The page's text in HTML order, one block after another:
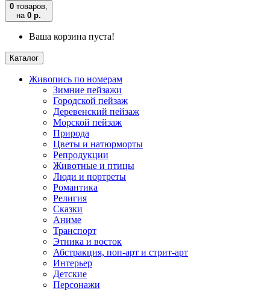
0 товаров,
на 0 р.
Ваша корзина пуста!
Каталог
Живопись по номерам
Зимние пейзажи
Городской пейзаж
Деревенский пейзаж
Морской пейзаж
Природа
Цветы и натюрморты
Репродукции
Животные и птицы
Люди и портреты
Романтика
Религия
Сказки
Аниме
Транспорт
Этника и восток
Абстракция, поп-арт и стрит-арт
Интерьер
Детские
Персонажи